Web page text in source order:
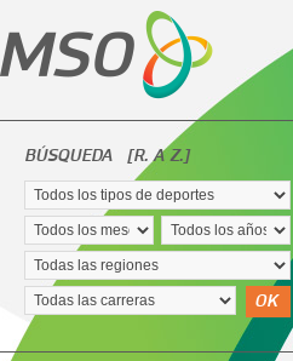
BÚSQUEDA [R. A Z.]
OK